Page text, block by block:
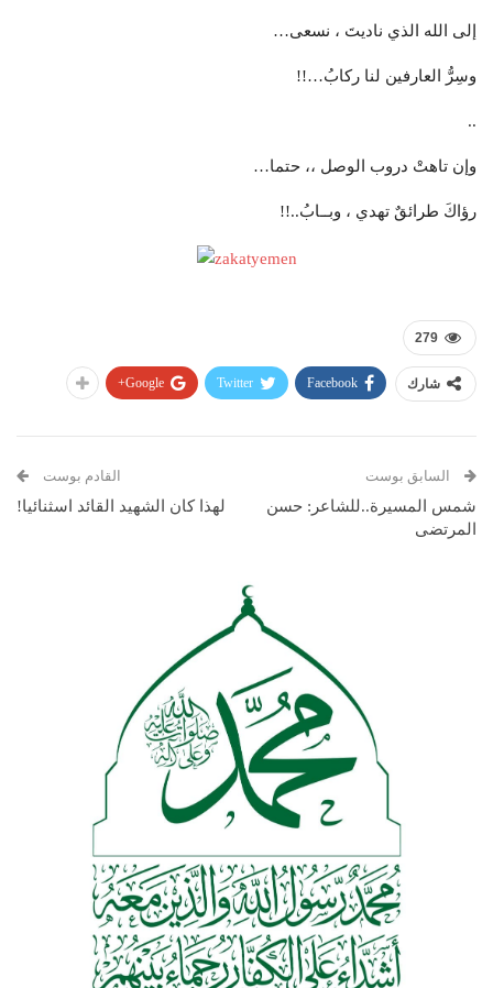
إلى الله الذي ناديتَ ، نسعى…
وسِرُّ العارفين لنا ركابُ…!!
..
وإن تاهتْ دروب الوصل ،، حتما…
رؤاكَ طرائقٌ تهدي ، وبــابُ..!!
279
شارك Facebook
Twitter
Google+
السابق بوست
شمس المسيرة..للشاعر: حسن
المرتضى
القادم بوست
لهذا كان الشهيد القائد اسثنائيا!